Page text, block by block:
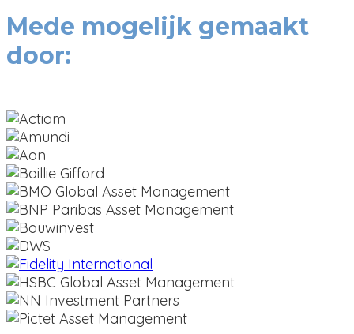
Mede mogelijk gemaakt
door: